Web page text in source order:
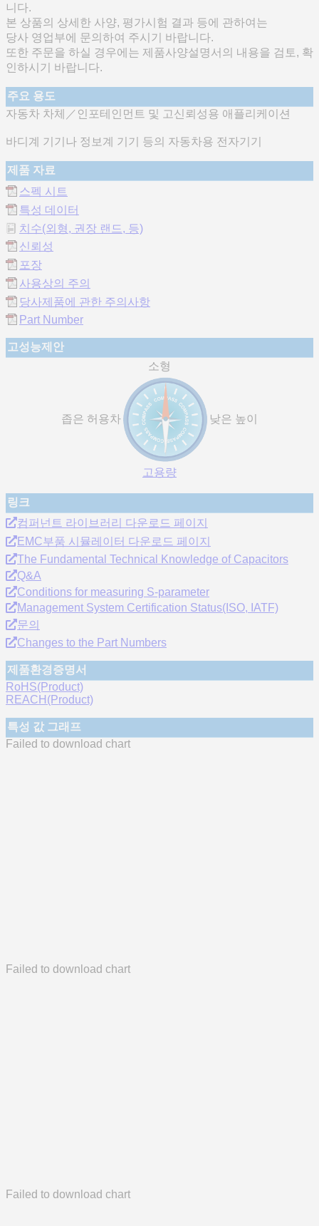
니다.
본 상품의 상세한 사양, 평가시험 결과 등에 관하여는
당사 영업부에 문의하여 주시기 바랍니다.
또한 주문을 하실 경우에는 제품사양설명서의 내용을 검토, 확
인하시기 바랍니다.
주요 용도
자동차 차체／인포테인먼트 및 고신뢰성용 애플리케이션
바디계 기기나 정보계 기기 등의 자동차용 전자기기
제품 자료
스펙 시트
특성 데이터
치수(외형, 권장 랜드, 등)
신뢰성
포장
사용상의 주의
당사제품에 관한 주의사항
Part Number
고성능제안
소형
좁은 허용차 낮은 높이
고용량
링크
컴퍼넌트 라이브러리 다운로드 페이지
EMC부품 시뮬레이터 다운로드 페이지
The Fundamental Technical Knowledge of Capacitors
Q&A
Conditions for measuring S-parameter
Management System Certification Status(ISO, IATF)
문의
Changes to the Part Numbers
제품환경증명서
RoHS(Product)
REACH(Product)
특성 값 그래프
Failed to download chart
Failed to download chart
Failed to download chart